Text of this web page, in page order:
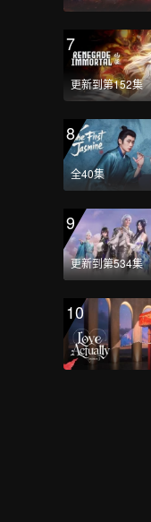
7
更新到第152集
8
全40集
9
更新到第534集
10